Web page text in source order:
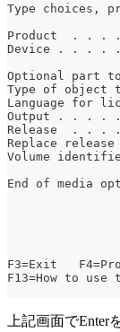
Type
Product  .
Device . . .
+
Optional part
Type of
Language for
Output . . .
Release  . .
Replace
Volume
+
End of media
F3=Exit
F13=How
上記画面で